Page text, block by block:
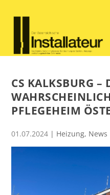
CS KALKSBURG –
PFLEGEHEIM
01.07.2024 | Heizung, News